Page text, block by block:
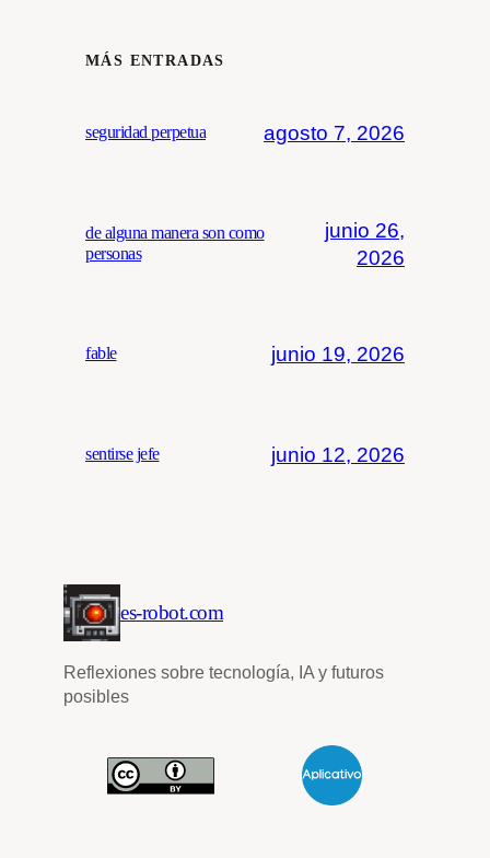
MÁS ENTRADAS
seguridad perpetua agosto 7, 2026
de alguna manera son como
personas
junio 26,
2026
fable junio 19, 2026
sentirse jefe junio 12, 2026
es-robot.com
Reflexiones sobre tecnología, IA y futuros
posibles